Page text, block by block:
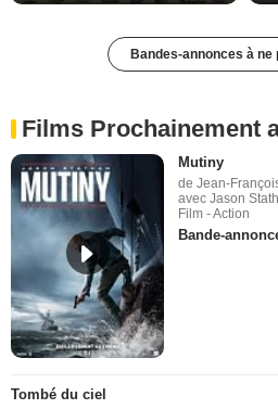
Bandes-annonces à ne
Films Prochainement
Mutiny
de Jean-
avec Jason
Film - Action
Bande-
Tombé du ciel